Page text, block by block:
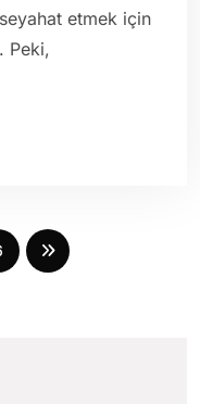
etmek için
Peki,